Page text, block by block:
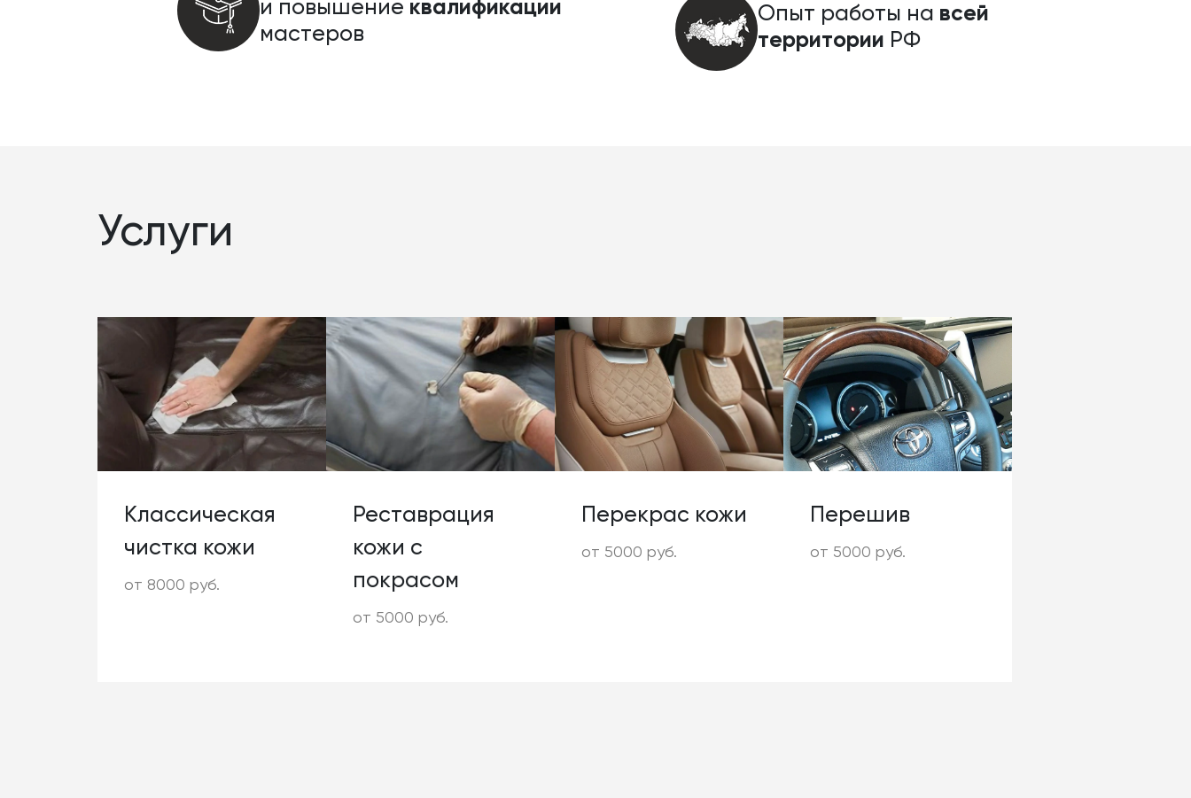
и повышение квалификации
мастеров
Опыт работы на всей
территории РФ
Услуги
Классическая
чистка кожи
от 8000 руб.
Реставрация
кожи с
покрасом
от 5000 руб.
Перекрас кожи
от 5000 руб.
Перешив
от 5000 руб.